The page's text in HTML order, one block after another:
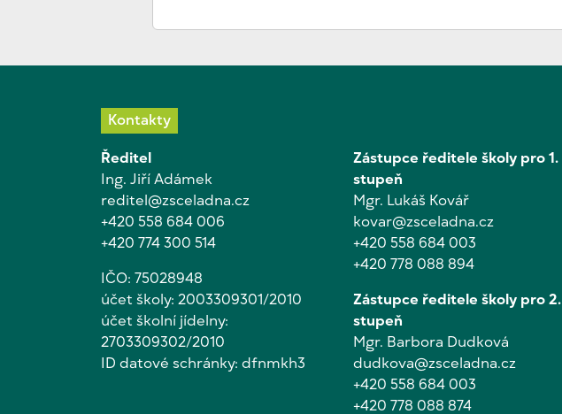
Kontakty
Ředitel
Ing. Jiří Adámek
reditel@zsceladna.cz
+420 558 684 006
+420 774 300 514
IČO: 75028948
účet školy: 2003309301/2010
účet školní jídelny:
2703309302/2010
ID datové schránky: dfnmkh3
Zástupce ředitele školy pro 1.
stupeň
Mgr. Lukáš Kovář
kovar@zsceladna.cz
+420 558 684 003
+420 778 088 894
Zástupce ředitele školy pro 2.
stupeň
Mgr. Barbora Dudková
dudkova@zsceladna.cz
+420 558 684 003
+420 778 088 874